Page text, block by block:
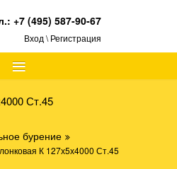
≡
+7 (495) 587-90-67
Вход \ Регистрация
Ст.45
бурение
К 127х5х4000 Ст.45